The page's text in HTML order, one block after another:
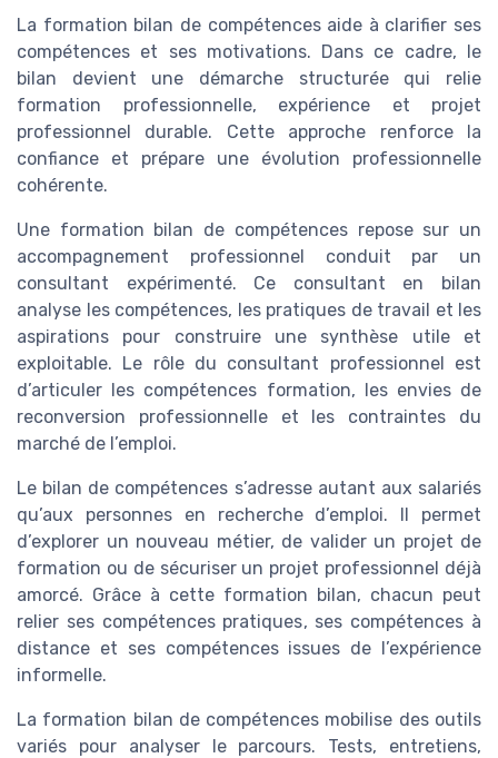
La formation bilan de compétences aide à clarifier ses
compétences et ses motivations. Dans ce cadre, le
bilan devient une démarche structurée qui relie
formation professionnelle, expérience et projet
professionnel durable. Cette approche renforce la
confiance et prépare une évolution professionnelle
cohérente.
Une formation bilan de compétences repose sur un
accompagnement professionnel conduit par un
consultant expérimenté. Ce consultant en bilan
analyse les compétences, les pratiques de travail et les
aspirations pour construire une synthèse utile et
exploitable. Le rôle du consultant professionnel est
d’articuler les compétences formation, les envies de
reconversion professionnelle et les contraintes du
marché de l’emploi.
Le bilan de compétences s’adresse autant aux salariés
qu’aux personnes en recherche d’emploi. Il permet
d’explorer un nouveau métier, de valider un projet de
formation ou de sécuriser un projet professionnel déjà
amorcé. Grâce à cette formation bilan, chacun peut
relier ses compétences pratiques, ses compétences à
distance et ses compétences issues de l’expérience
informelle.
La formation bilan de compétences mobilise des outils
variés pour analyser le parcours. Tests, entretiens,